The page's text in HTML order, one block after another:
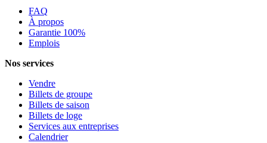
FAQ
À propos
Garantie 100%
Emplois
Nos services
Vendre
Billets de groupe
Billets de saison
Billets de loge
Services aux entreprises
Calendrier